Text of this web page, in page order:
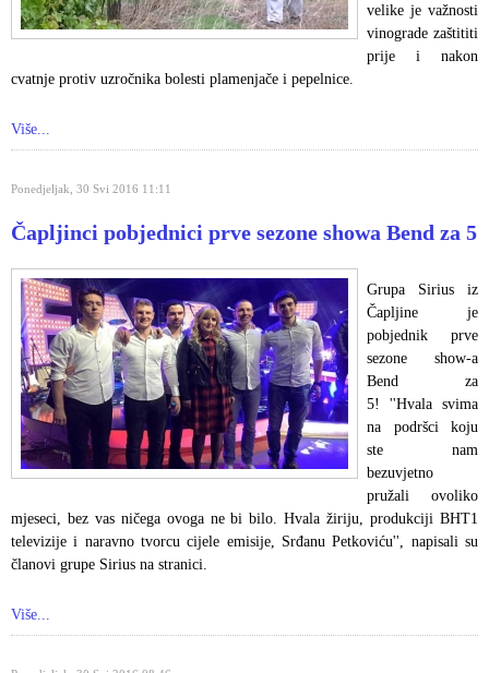
velike je važnosti
vinograde zaštititi
prije i nakon
cvatnje protiv uzročnika bolesti plamenjače i pepelnice.
Više...
Ponedjeljak, 30 Svi 2016 11:11
Čapljinci pobjednici prve sezone showa Bend za 5
Grupa Sirius iz
Čapljine je
pobjednik prve
sezone show-a
Bend za
5! ''Hvala svima
na podršci koju
ste nam
bezuvjetno
pružali ovoliko
mjeseci, bez vas ničega ovoga ne bi bilo. Hvala žiriju, produkciji BHT1
televizije i naravno tvorcu cijele emisije, Srđanu Petkoviću'', napisali su
članovi grupe Sirius na stranici.
Više...